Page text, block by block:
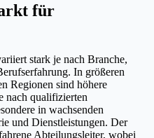
für
stark je nach Branche,
In größeren
Regionen sind höhere
nach qualifizierten
in wachsenden
und Dienstleistungen. Der
Abteilungsleiter, wobei